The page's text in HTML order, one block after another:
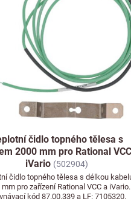
čidlo topného tělesa s
2000 mm pro Rational
iVario (502904)
čidlo topného tělesa s délkou
mm pro zařízení Rational VCC a iVario.
kód 87.00.339 a LF: 7105320.